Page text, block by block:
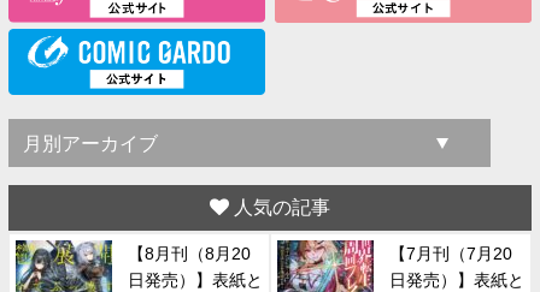
人気の記事
【8月刊（8月20
日発売）】表紙と
【7月刊（7月20
日発売）】表紙と